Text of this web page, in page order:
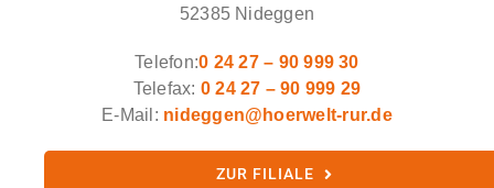
52385 Nideggen
Telefon:0 24 27 – 90 999 30
Telefax: 0 24 27 – 90 999 29
E-Mail: nideggen@hoerwelt-rur.de
ZUR FILIALE